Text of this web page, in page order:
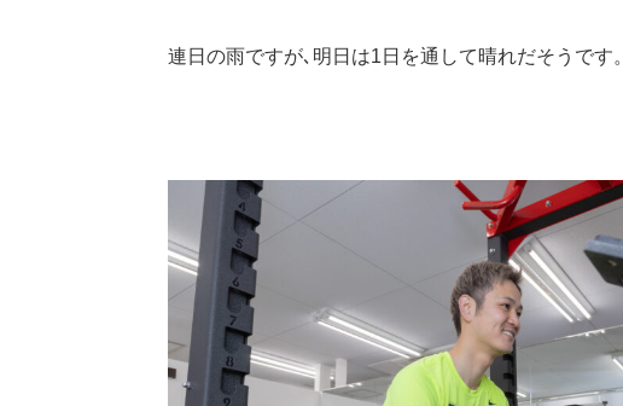
連日の雨ですが､明日は1日を通して晴れだそうです。